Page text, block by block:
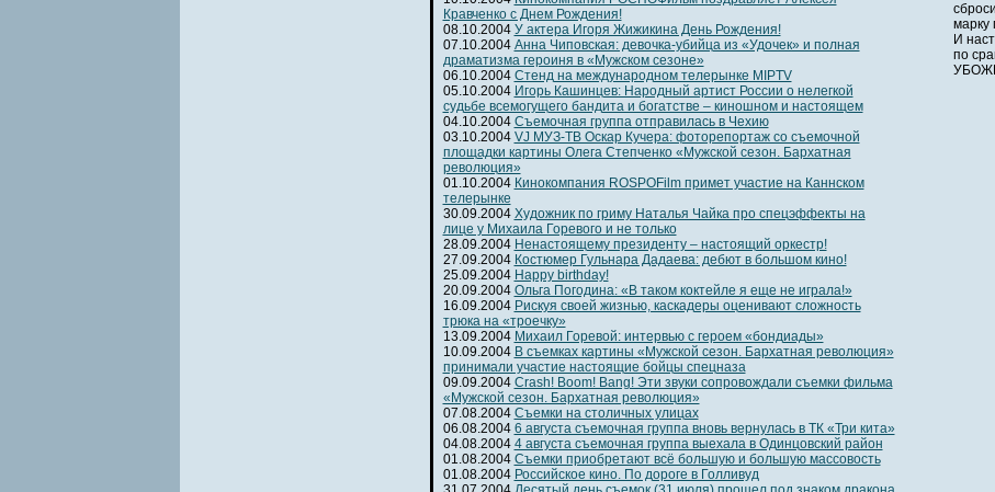
Кравченко с Днем Рождения!
08.10.2004 У актера Игоря Жижикина День Рождения!
07.10.2004 Анна Чиповская: девочка-убийца из «Удочек» и полная
драматизма героиня в «Мужском сезоне»
06.10.2004 Cтенд на международном телерынке MIPTV
05.10.2004 Игорь Кашинцев: Народный артист России о нелегкой
судьбе всемогущего бандита и богатстве – киношном и настоящем
04.10.2004 Съемочная группа отправилась в Чехию
03.10.2004 VJ МУЗ-ТВ Оскар Кучера: фоторепортаж со съемочной
площадки картины Олега Степченко «Мужской сезон. Бархатная
революция»
01.10.2004 Кинокомпания ROSPOFilm примет участие на Каннском
телерынке
30.09.2004 Художник по гриму Наталья Чайка про спецэффекты на
лице у Михаила Горевого и не только
28.09.2004 Ненастоящему президенту – настоящий оркестр!
27.09.2004 Костюмер Гульнара Дадаева: дебют в большом кино!
25.09.2004 Happy birthday!
20.09.2004 Ольга Погодина: «В таком коктейле я еще не играла!»
16.09.2004 Рискуя своей жизнью, каскадеры оценивают сложность
трюка на «троечку»
13.09.2004 Михаил Горевой: интервью с героем «бондиады»
10.09.2004 В съемках картины «Мужской сезон. Бархатная революция»
принимали участие настоящие бойцы спецназа
09.09.2004 Crash! Boom! Bang! Эти звуки сопровождали съемки фильма
«Мужской сезон. Бархатная революция»
07.08.2004 Съемки на столичных улицах
06.08.2004 6 августа съемочная группа вновь вернулась в ТК «Три кита»
04.08.2004 4 августа съемочная группа выехала в Одинцовский район
01.08.2004 Съемки приобретают всё большую и большую массовость
01.08.2004 Российское кино. По дороге в Голливуд
марку
И
по